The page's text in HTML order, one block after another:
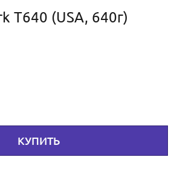
T640 (USA, 640г)
КУПИТЬ